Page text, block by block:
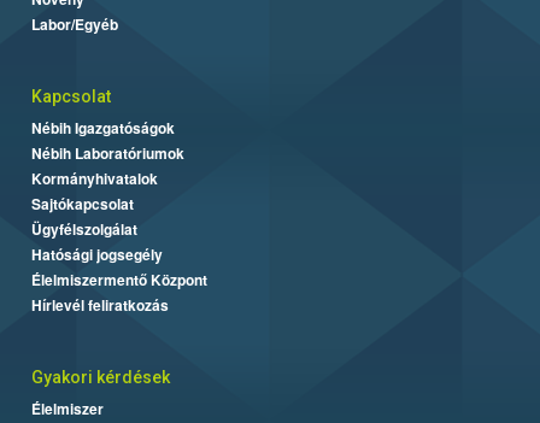
Labor/Egyéb
Kapcsolat
Nébih Igazgatóságok
Nébih Laboratóriumok
Kormányhivatalok
Sajtókapcsolat
Ügyfélszolgálat
Hatósági jogsegély
Élelmiszermentő Központ
Hírlevél feliratkozás
Gyakori kérdések
Élelmiszer